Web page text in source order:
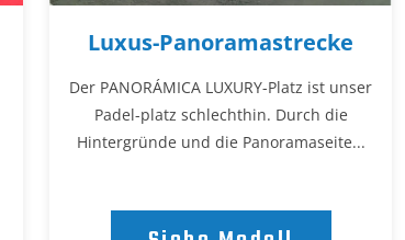
Luxus-Panoramastrecke
Der PANORÁMICA LUXURY-Platz ist unser
Padel-platz schlechthin. Durch die
Hintergründe und die Panoramaseite...